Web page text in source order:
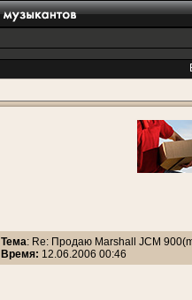
Тема: Re: Продаю Marshall JCM
Время: 12.06.2006 00:46